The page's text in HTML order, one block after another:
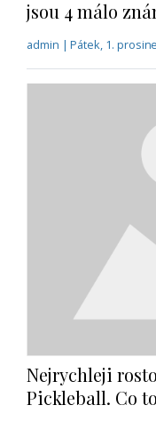
Pickleball. Co
admin | Pondělí, 11. září